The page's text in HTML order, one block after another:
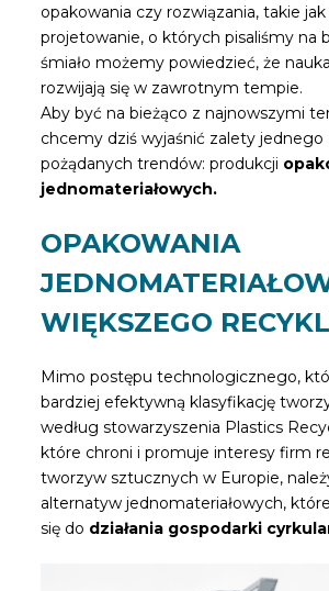
opakowania czy rozwiązania, takie
projetowanie, o których pisaliśmy na
śmiało możemy powiedzieć, że
rozwijają się w zawrotnym tempie.
Aby być na bieżąco z najnowszymi
chcemy dziś wyjaśnić zalety jednego
pożądanych trendów: produkcji
jednomateriałowych.
OPAKOWANIA
WIĘKSZEGO
Mimo postępu technologicznego,
bardziej efektywną klasyfikację
według stowarzyszenia Plastics
które chroni i promuje interesy firm
tworzyw sztucznych w Europie,
alternatyw jednomateriałowych,
się do działania gospodarki